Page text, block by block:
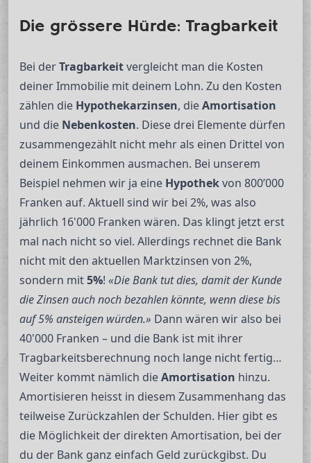
Die grössere Hürde: Tragbarkeit
Bei derTragbarkeitvergleicht man die Kosten
deiner Immobilie mit deinem Lohn. Zu den Kosten
zählen die Hypothekarzinsen, dieAmortisation
und die Nebenkosten. Diese drei Elemente dürfen
zusammengezählt nicht mehr als einen Drittel von
deinem Einkommen ausmachen. Bei unserem
Beispiel nehmen wir ja eine Hypothekvon 800’000
Franken auf. Aktuell sind wir bei 2%, was also
jährlich 16'000 Franken wären. Das klingt jetzt erst
mal nach nicht so viel. Allerdings rechnet die Bank
nicht mit den aktuellen Marktzinsen von 2%,
sondern mit5%! «Die Bank tut dies, damit der Kunde
die Zinsen auch noch bezahlen könnte, wenn diese bis
auf 5% ansteigen würden.» Dann wären wir also bei
40'000 Franken – und die Bank ist mit ihrer
Tragbarkeitsberechnung noch lange nicht fertig…
Weiter kommt nämlich dieAmortisation hinzu.
Amortisieren heisst in diesem Zusammenhang das
teilweise Zurückzahlen der Schulden. Hier gibt es
die Möglichkeit der direkten Amortisation, bei der
du der Bank ganz einfach Geld zurückgibst. Du